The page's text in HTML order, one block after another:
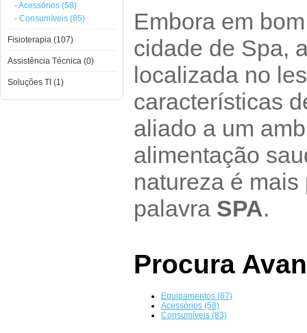
- Acessórios (58)
- Consumíveis (85)
Fisioterapia (107)
Assistência Técnica (0)
Soluções TI (1)
Embora em
cidade de Spa,
localizada no
características
aliado a um
alimentação
natureza é
palavra SPA.
Procura
Equipamentos (67)
Acessórios (58)
Consumíveis (83)